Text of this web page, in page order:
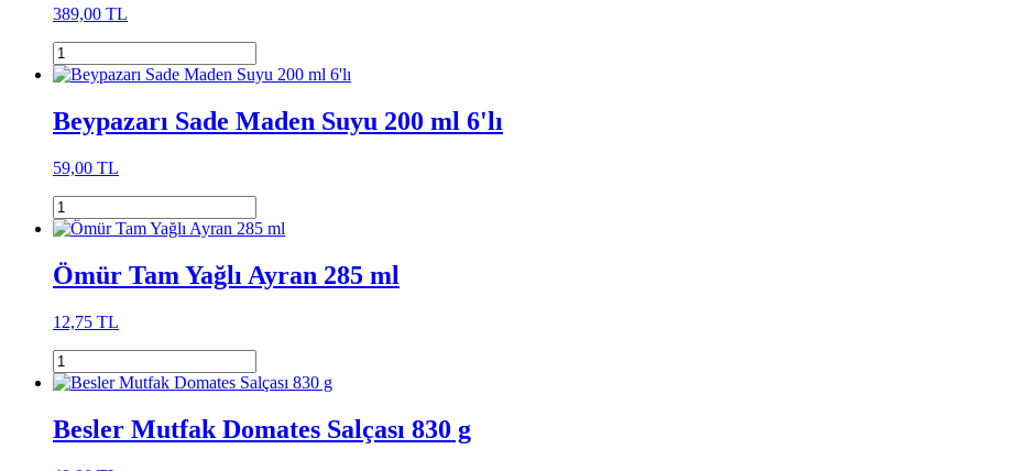
389,00 TL
Beypazarı Sade Maden Suyu 200 ml 6'lı
59,00 TL
Ömür Tam Yağlı Ayran 285 ml
12,75 TL
Besler Mutfak Domates Salçası 830 g